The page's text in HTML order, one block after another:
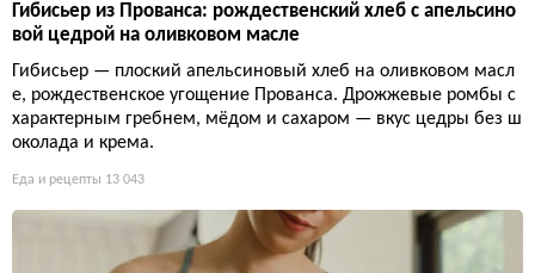
Гибисьер из Прованса: рождественский хлеб с апельсино
вой цедрой на оливковом масле
Гибисьер — плоский апельсиновый хлеб на оливковом масл
е, рождественское угощение Прованса. Дрожжевые ромбы с
характерным гребнем, мёдом и сахаром — вкус цедры без ш
околада и крема.
Еда и рецепты 13 043